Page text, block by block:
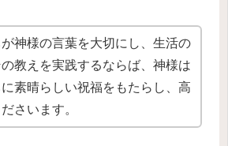
神様の言葉を大切にし、生活の
教えを実践するならば、神様は
素晴らしい祝福をもたらし、高
さいます。